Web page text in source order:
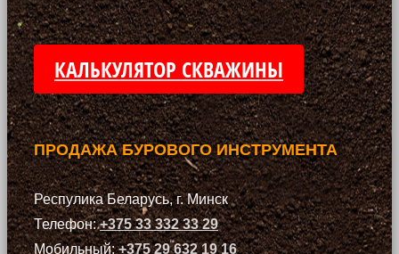
КАЛЬКУЛЯТОР СКВАЖИНЫ
ПРОДАЖА БУРОВОГО ИНСТРУМЕНТА
Респулика Беларусь, г. Минск
Телефон:+375 33 332 33 29
Мобильный:+375 29 632 19 16